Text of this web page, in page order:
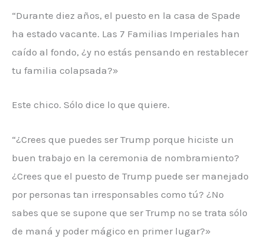
“Durante diez años, el puesto en la casa de Spade
ha estado vacante. Las 7 Familias Imperiales han
caído al fondo, ¿y no estás pensando en restablecer
tu familia colapsada?»
Este chico. Sólo dice lo que quiere.
“¿Crees que puedes ser Trump porque hiciste un
buen trabajo en la ceremonia de nombramiento?
¿Crees que el puesto de Trump puede ser manejado
por personas tan irresponsables como tú? ¿No
sabes que se supone que ser Trump no se trata sólo
de maná y poder mágico en primer lugar?»